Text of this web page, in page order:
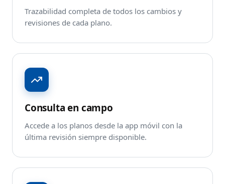
Trazabilidad completa de todos los cambios y
revisiones de cada plano.
Consulta en campo
Accede a los planos desde la app móvil con la
última revisión siempre disponible.